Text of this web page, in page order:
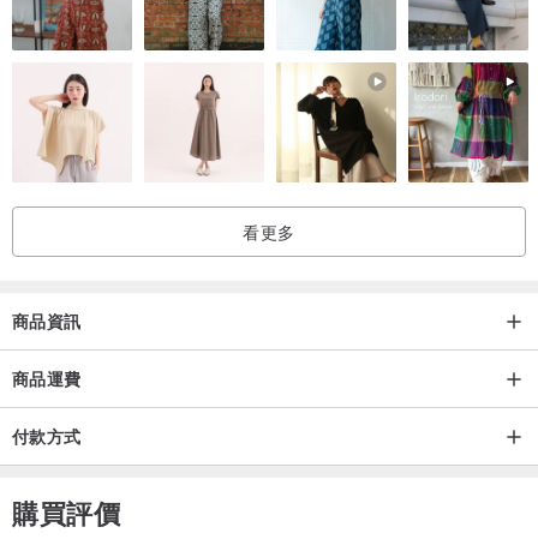
一個精緻的銀色小盒子，硬挺板正
看更多
商品資訊
商品運費
付款方式
購買評價